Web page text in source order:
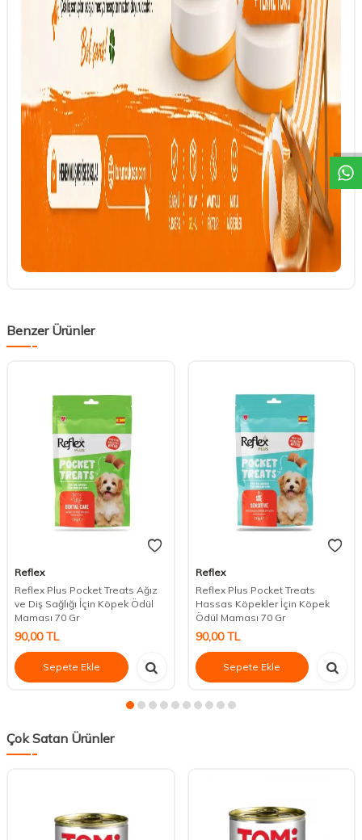
DESTEK
Benzer Ürünler
Reflex
Reflex Plus Pocket Treats Ağız
ve Diş Sağlığı İçin Köpek Ödül
Maması 70 Gr
90,00TL
Sepete Ekle
Reflex
Reflex Plus Pocket Treats
Hassas Köpekler İçin Köpek
Ödül Maması 70 Gr
90,00TL
Sepete Ekle
Çok Satan Ürünler